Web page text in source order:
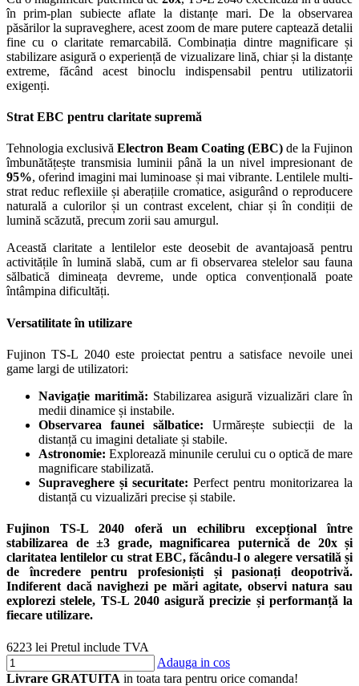
în prim-plan subiecte aflate la distanțe mari. De la observarea
păsărilor la supraveghere, acest zoom de mare putere captează detalii
fine cu o claritate remarcabilă. Combinația dintre magnificare și
stabilizare asigură o experiență de vizualizare lină, chiar și la distanțe
extreme, făcând acest binoclu indispensabil pentru utilizatorii
exigenți.
Strat EBC pentru claritate supremă
Tehnologia exclusivă Electron Beam Coating (EBC) de la Fujinon
îmbunătățește transmisia luminii până la un nivel impresionant de
95%, oferind imagini mai luminoase și mai vibrante. Lentilele multi-
strat reduc reflexiile și aberațiile cromatice, asigurând o reproducere
naturală a culorilor și un contrast excelent, chiar și în condiții de
lumină scăzută, precum zorii sau amurgul.
Această claritate a lentilelor este deosebit de avantajoasă pentru
activitățile în lumină slabă, cum ar fi observarea stelelor sau fauna
sălbatică dimineața devreme, unde optica convențională poate
întâmpina dificultăți.
Versatilitate în utilizare
Fujinon TS-L 2040 este proiectat pentru a satisface nevoile unei
game largi de utilizatori:
Navigație maritimă: Stabilizarea asigură vizualizări clare în
medii dinamice și instabile.
Observarea faunei sălbatice: Urmărește subiecții de la
distanță cu imagini detaliate și stabile.
Astronomie: Explorează minunile cerului cu o optică de mare
magnificare stabilizată.
Supraveghere și securitate: Perfect pentru monitorizarea la
distanță cu vizualizări precise și stabile.
Fujinon TS-L 2040 oferă un echilibru excepțional între
stabilizarea de ±3 grade, magnificarea puternică de 20xși
claritatea lentilelor cu strat EBC, făcându-l o alegere versatilă și
de încredere pentru profesioniști și pasionați deopotrivă.
Indiferent dacă navighezi pe mări agitate, observi natura sau
explorezi stelele, TS-L 2040 asigură precizie și performanță la
fiecare utilizare.
6223 lei Pretul include TVA
Adauga in cos
Livrare GRATUITA in toata tara pentru orice comanda!